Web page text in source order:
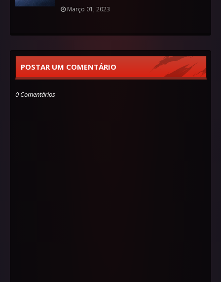
Março 01, 2023
POSTAR UM COMENTÁRIO
0 Comentários